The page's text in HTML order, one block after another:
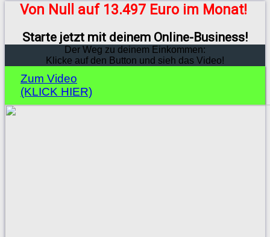
Von Null auf 13.497 Euro im Monat!
Starte jetzt mit deinem Online-Business!
Der Weg zu deinem Einkommen:
Klicke auf den Button und sieh das Video!
Zum Video
(KLICK HIER)